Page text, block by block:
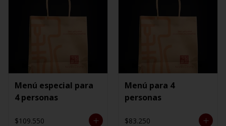
Menú especial para
4 personas
$109.550
Menú para 4
personas
$83.250